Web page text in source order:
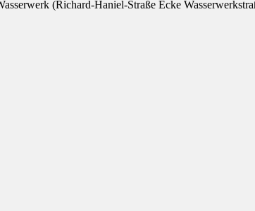
(Richard-Haniel-Straße Ecke